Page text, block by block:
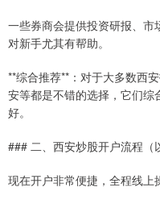
一些券商会提供投资研报、市
对新手尤其有帮助。
**综合推荐**：对于大多数西
安等都是不错的选择，它们
好。
### 二、西安炒股开户流程（
现在开户非常便捷，全程线上